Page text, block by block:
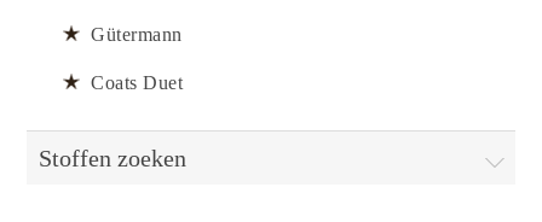
Gütermann
Coats Duet
Stoffen zoeken